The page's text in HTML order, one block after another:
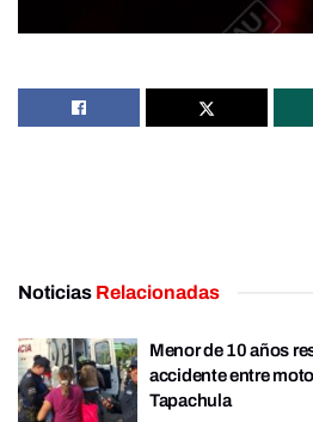
Noticias Relacionadas
Menor de 10 años
accidente entre
Tapachula